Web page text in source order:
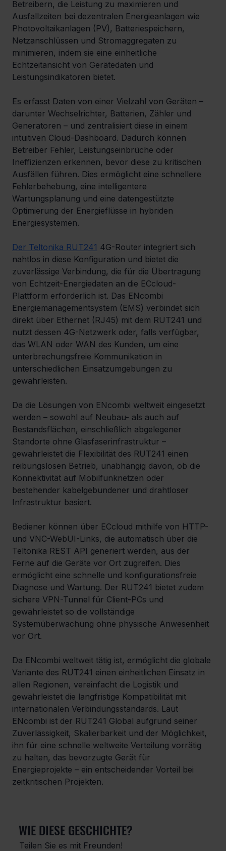
Betreibern, die Leistung zu maximieren und
Ausfallzeiten bei dezentralen Energieanlagen wie
Photovoltaikanlagen (PV), Batteriespeichern,
Netzanschlüssen und Stromaggregaten zu
minimieren, indem sie eine einheitliche
Echtzeitansicht von Gerätedaten und
Leistungsindikatoren bietet.
Es erfasst Daten von einer Vielzahl von Geräten –
darunter Wechselrichter, Batterien, Zähler und
Generatoren – und zentralisiert diese in einem
intuitiven Cloud-Dashboard. Dadurch können
Betreiber Fehler, Leistungseinbrüche oder
Ineffizienzen erkennen, bevor diese zu kritischen
Ausfällen führen. Dies ermöglicht eine schnellere
Fehlerbehebung, eine intelligentere
Wartungsplanung und eine datengestützte
Optimierung der Energieflüsse in hybriden
Energiesystemen.
Der Teltonika RUT241 4G-Router integriert sich
nahtlos in diese Konfiguration und bietet die
zuverlässige Verbindung, die für die Übertragung
von Echtzeit-Energiedaten an die ECcloud-
Plattform erforderlich ist. Das ENcombi
Energiemanagementsystem (EMS) verbindet sich
direkt über Ethernet (RJ45) mit dem RUT241 und
nutzt dessen 4G-Netzwerk oder, falls verfügbar,
das WLAN oder WAN des Kunden, um eine
unterbrechungsfreie Kommunikation in
unterschiedlichen Einsatzumgebungen zu
gewährleisten.
Da die Lösungen von ENcombi weltweit eingesetzt
werden – sowohl auf Neubau- als auch auf
Bestandsflächen, einschließlich abgelegener
Standorte ohne Glasfaserinfrastruktur –
gewährleistet die Flexibilität des RUT241 einen
reibungslosen Betrieb, unabhängig davon, ob die
Konnektivität auf Mobilfunknetzen oder
bestehender kabelgebundener und drahtloser
Infrastruktur basiert.
Bediener können über ECcloud mithilfe von HTTP-
und VNC-WebUI-Links, die automatisch über die
Teltonika REST API generiert werden, aus der
Ferne auf die Geräte vor Ort zugreifen. Dies
ermöglicht eine schnelle und konfigurationsfreie
Diagnose und Wartung. Der RUT241 bietet zudem
sichere VPN-Tunnel für Client-PCs und
gewährleistet so die vollständige
Systemüberwachung ohne physische Anwesenheit
vor Ort.
Da ENcombi weltweit tätig ist, ermöglicht die globale
Variante des RUT241 einen einheitlichen Einsatz in
allen Regionen, vereinfacht die Logistik und
gewährleistet die langfristige Kompatibilität mit
internationalen Verbindungsstandards. Laut
ENcombi ist der RUT241 Global aufgrund seiner
Zuverlässigkeit, Skalierbarkeit und der Möglichkeit,
ihn für eine schnelle weltweite Verteilung vorrätig
zu halten, das bevorzugte Gerät für
Energieprojekte – ein entscheidender Vorteil bei
zeitkritischen Projekten.
WIE DIESE GESCHICHTE?
Teilen Sie es mit Freunden!